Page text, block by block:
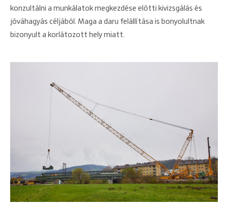
konzultálni a munkálatok megkezdése előtti kivizsgálás és
jóváhagyás céljából. Maga a daru felállítása is bonyolultnak
bizonyult a korlátozott hely miatt.